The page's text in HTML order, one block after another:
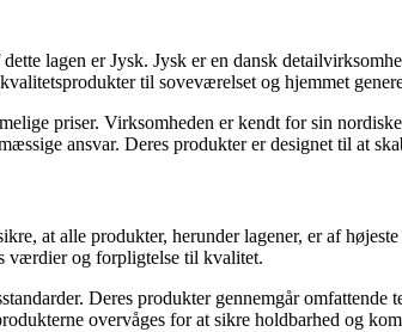
lagen er Jysk. Jysk er en dansk
til soveværelset og hjemmet
priser. Virksomheden er kendt for sin
ansvar. Deres produkter er designet til at
at alle produkter, herunder lagener, er af
værdier og forpligtelse til kvalitet.
Deres produkter gennemgår
overvåges for at sikre holdbarhed og